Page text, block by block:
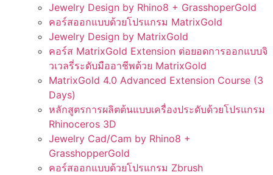
Jewelry Design by Rhino8 + GrasshoperGold
คอร์สออกแบบด้วยโปรแกรม MatrixGold
Jewelry Design by MatrixGold
คอร์ส MatrixGold Extension ต่อยอดการออกแบบจิ
วเวลรี่ระดับมืออาชีพด้วย MatrixGold
MatrixGold 4.0 Advanced Extension Course (3
Days)
หลักสูตรการผลิตต้นแบบเครื่องประดับด้วยโปรแกรม
Rhinoceros 3D
Jewelry Cad/Cam by Rhino8 +
GrasshopperGold
คอร์สออกแบบด้วยโปรแกรม Zbrush